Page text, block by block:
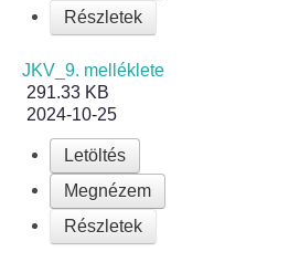
Dokumentumok
Nyomtatványok
Szabályzatok
Elérhetőség
ÖNKORMÁNYZAT
Részletek
JKV_9. melléklete
291.33 KB
2024-10-25
Letöltés
Megnézem
Részletek